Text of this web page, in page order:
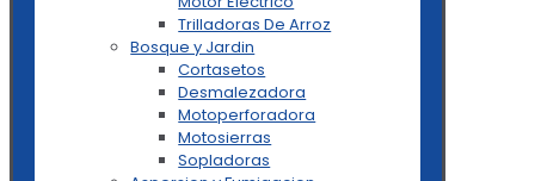
Trilladoras De Arroz
Bosque y Jardin
Cortasetos
Desmalezadora
Motoperforadora
Motosierras
Sopladoras